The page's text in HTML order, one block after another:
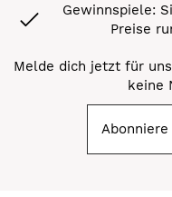
Gewinnspiele:
Preise
Melde dich jetzt für
keine